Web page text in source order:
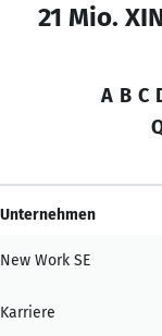
21 Mio.
A B C
Unternehmen
New Work SE
Karriere